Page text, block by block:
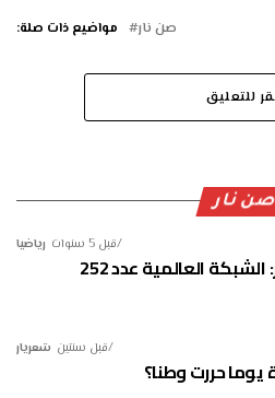
مواضيع ذات صلة: صن نار
للتعليق
صن نار
رياضيا قبل 5 سنوات
العالمية عدد 252
شعريار قبل سنتين
حررت وطنا؟